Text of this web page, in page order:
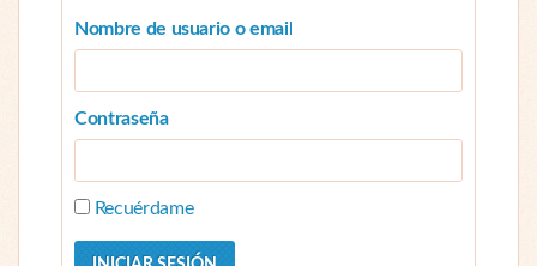
Nombre de usuario o email
Contraseña
Recuérdame